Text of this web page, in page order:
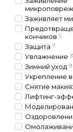
Заживляет
кончиков 5
Защита 7
Увлажнение
Зимний уход 9
Укрепление
Снятие
Лифтинг-